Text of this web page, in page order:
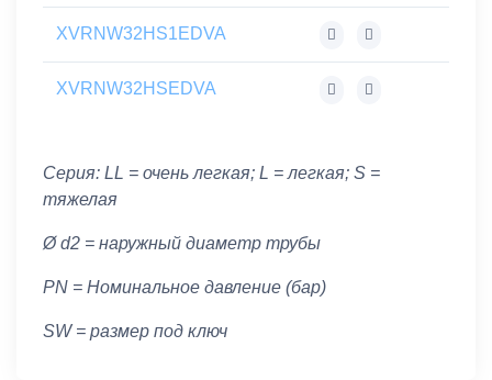
XVRNW32HS1EDVA
XVRNW32HSEDVA
Серия: LL = очень легкая; L = легкая; S =
тяжелая
Ø d2 = наружный диаметр трубы
PN = Номинальное давление (бар)
SW = размер под ключ